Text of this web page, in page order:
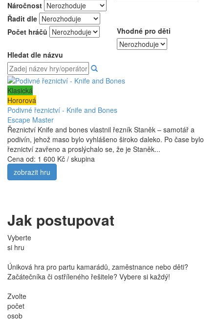
Náročnost
Řadit dle
Počet hráčů
Vhodné pro děti
Hledat dle názvu
Klasická
Hororová
Podivné řeznictví - Knife and Bones
Escape Master
Řeznictví Knife and bones vlastnil řezník Staněk – samotář a
podivín, jehož maso bylo vyhlášeno široko daleko. Po čase bylo
řeznictví zavřeno a proslýchalo se, že je Staněk...
Cena od: 1 600 Kč / skupina
zobrazit hru
Jak postupovat
Vyberte
si hru
Úniková hra pro partu kamarádů, zaměstnance nebo děti?
Začátečníka či ostříleného řešitele? Vybere si každý!
Zvolte
počet
osob